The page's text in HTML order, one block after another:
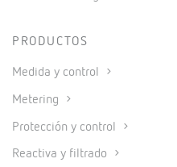
PRODUCTOS
Medida y control
Metering
Protección y control
Reactiva y filtrado